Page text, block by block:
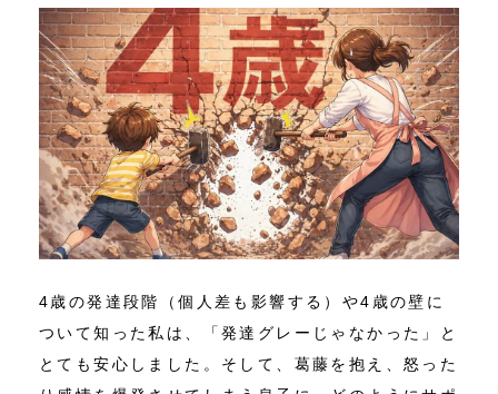
4歳の発達段階（個人差も影響する）や4歳の壁に
ついて知った私は、「発達グレーじゃなかった」と
とても安心しました。そして、葛藤を抱え、怒った